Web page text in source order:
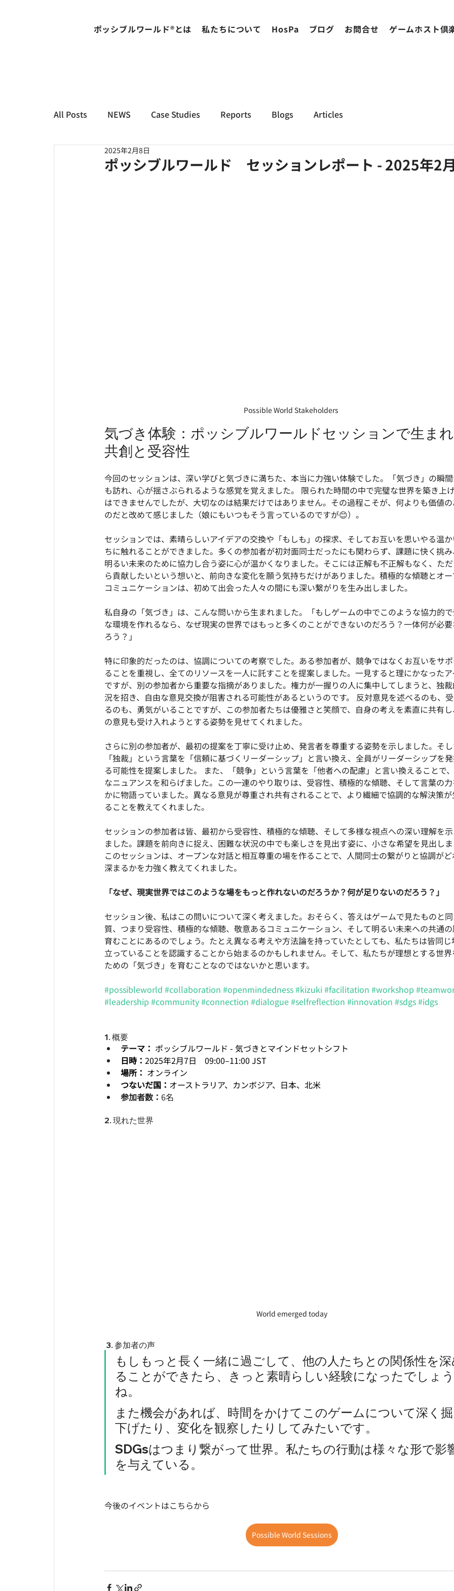
ポッシブルワールド®とは 私たちについて HosPa ブログ お問合せ ゲームホスト倶
All Posts NEWS Case Studies Reports Blogs Articles
ポッシブルワールド セッションレポート - 2025年2
2025年2月8日
Possible World Stakeholders
気づき体験：ポッシブルワールドセッションで生ま
共創と受容性
今回のセッションは、深い学びと気づきに満ちた、本当に力強い体験でした。「気づき」の瞬
も訪れ、心が揺さぶられるような感覚を覚えました。 限られた時間の中で完璧な世界を築き上
はできませんでしたが、大切なのは結果だけではありません。その過程こそが、何よりも価値
のだと改めて感じました（娘にもいつもそう言っているのですが😊）。
セッションでは、素晴らしいアイデアの交換や「もしも」の探求、そしてお互いを思いやる温
ちに触れることができました。多くの参加者が初対面同士だったにも関わらず、課題に快く挑
明るい未来のために協力し合う姿に心が温かくなりました。そこには正解も不正解もなく、た
ら貢献したいという想いと、前向きな変化を願う気持ちだけがありました。積極的な傾聴とオ
コミュニケーションは、初めて出会った人々の間にも深い繋がりを生み出しました。
私自身の「気づき」は、こんな問いから生まれました。「もしゲームの中でこのような協力的
な環境を作れるなら、なぜ現実の世界ではもっと多くのことができないのだろう？一体何が必
ろう？」
特に印象的だったのは、協調についての考察でした。ある参加者が、競争ではなくお互いをサ
ることを重視し、全てのリソースを一人に託すことを提案しました。一見すると理にかなった
ですが、別の参加者から重要な指摘がありました。権力が一握りの人に集中してしまうと、独
況を招き、自由な意見交換が阻害される可能性があるというのです。 反対意見を述べるのも、
るのも、勇気がいることですが、この参加者たちは優雅さと笑顔で、自身の考えを素直に共有
の意見も受け入れようとする姿勢を見せてくれました。
さらに別の参加者が、最初の提案を丁寧に受け止め、発言者を尊重する姿勢を示しました。そ
「独裁」という言葉を「信頼に基づくリーダーシップ」と言い換え、全員がリーダーシップを
る可能性を提案しました。 また、「競争」という言葉を「他者への配慮」と言い換えることで
なニュアンスを和らげました。この一連のやり取りは、受容性、積極的な傾聴、そして言葉の
かに物語っていました。異なる意見が尊重され共有されることで、より繊細で協調的な解決策
ることを教えてくれました。
セッションの参加者は皆、最初から受容性、積極的な傾聴、そして多様な視点への深い理解を
ました。課題を前向きに捉え、困難な状況の中でも楽しさを見出す姿に、小さな希望を見出し
このセッションは、オープンな対話と相互尊重の場を作ることで、人間同士の繋がりと協調が
深まるかを力強く教えてくれました。
「なぜ、現実世界ではこのような場をもっと作れないのだろうか？何が足りないのだろう？」
セッション後、私はこの問いについて深く考えました。おそらく、答えはゲームで見たものと
質、つまり受容性、積極的な傾聴、敬意あるコミュニケーション、そして明るい未来への共通
育むことにあるのでしょう。たとえ異なる考えや方法論を持っていたとしても、私たちは皆同
立っていることを認識することから始まるのかもしれません。そして、私たちが理想とする世
ための「気づき」を育むことなのではないかと思います。
#possibleworld #collaboration #openmindedness#kizuki#facilitation #workshop
#leadership #community#connection #dialogue#selfreflection #innovation #sdgs#idgs
1. 概要
テーマ： ポッシブルワールド - 気づきとマインドセットシフト
日時：2025年2月7日　09:00–11:00 JST
場所： オンライン
つないだ国： オーストラリア、カンボジア、日本、北米
参加者数： 6名
2. 現れた世界
World emerged today
3. 参加者の声
もしもっと長く一緒に過ごして、他の人たちとの関係性を
ることができたら、きっと素晴らしい経験になったでしょ
ね。
また機会があれば、時間をかけてこのゲームについて深く
下げたり、変化を観察したりしてみたいです。
SDGsはつまり繋がって世界。私たちの行動は様々な形で影
を与えている。
今後のイベントはこちらから
Possible World Sessions